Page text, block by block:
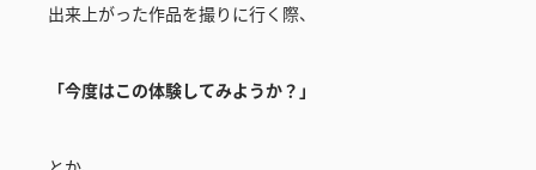
出来上がった作品を撮りに行く際、
「今度はこの体験してみようか？」